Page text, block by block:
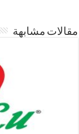
مقالات مشابهة